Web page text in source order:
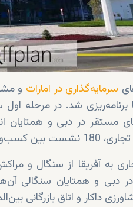
سرمایه‌گذاری در امارات
در دبی و همتایان
در دبی ترتیب داد.
و همتایان سنگالی آن‌ها
داکار و اتاق بازرگانی